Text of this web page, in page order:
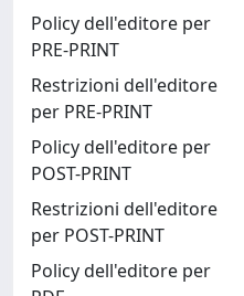
Policy dell'editore per
PRE-PRINT
Restrizioni dell'editore
per PRE-PRINT
Policy dell'editore per
POST-PRINT
Restrizioni dell'editore
per POST-PRINT
Policy dell'editore per